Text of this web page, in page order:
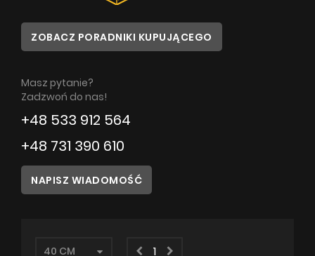
Poradnik
Instrukcje
ZOBACZ PORADNIKI KUPUJĄCEGO
Masz pytanie?
Zadzwoń do nas!
+48 533 912 564
+48 731 390 610
NAPISZ WIADOMOŚĆ